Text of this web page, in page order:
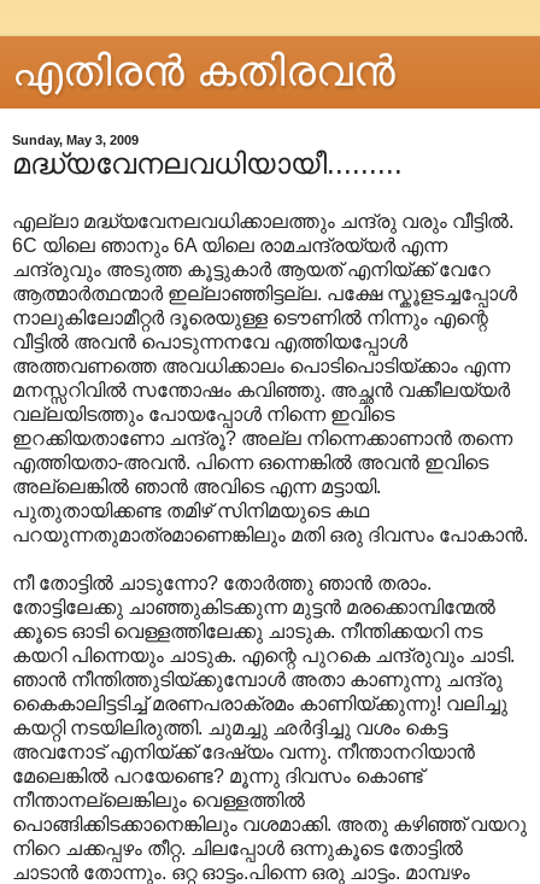
എതിരന്‍ കതിരവന്‍
Sunday, May 3, 2009
മദ്ധ്യവേനലവധിയായീ.........
എല്ലാ മദ്ധ്യവേനലവധിക്കാലത്തും ചന്ദ്രു വരും വീട്ടിൽ.
6C യിലെ ഞാനും 6A യിലെ രാമചന്ദ്രയ്യർ എന്ന
ചന്ദ്രുവും അടുത്ത കൂട്ടുകാർ ആയത് എനിയ്ക്ക് വേറേ
ആത്മാർത്ഥന്മാർ ഇല്ലാഞ്ഞിട്ടല്ല. പക്ഷേ സ്കൂളടച്ചപ്പോൾ
നാലുകിലോമീറ്റർ ദൂരെയുള്ള ടൌണിൽ നിന്നും എന്റെ
വീട്ടിൽ അവൻ പൊടുന്നനവേ എത്തിയപ്പോൾ
അത്തവണത്തെ അവധിക്കാലം പൊടിപൊടിയ്ക്കാം എന്ന
മനസ്സറിവിൽ സന്തോഷം കവിഞ്ഞു. അച്ഛൻ വക്കീലയ്യർ
വല്ലയിടത്തും പോയപ്പോൾ നിന്നെ ഇവിടെ
ഇറക്കിയതാണോ ചന്ദ്രൂ? അല്ല നിന്നെക്കാണാൻ തന്നെ
എത്തിയതാ-അവൻ. പിന്നെ ഒന്നെങ്കിൽ അവൻ ഇവിടെ
അല്ലെങ്കിൽ ഞാൻ അവിടെ എന്ന മട്ടായി.
പുതുതായിക്കണ്ട തമിഴ് സിനിമയുടെ കഥ
പറയുന്നതുമാത്രമാണെങ്കിലും മതി ഒരു ദിവസം പോകാൻ.
നീ തോട്ടിൽ ചാടുന്നോ? തോർത്തു ഞാൻ തരാം.
തോട്ടിലേക്കു ചാഞ്ഞുകിടക്കുന്ന മുട്ടൻ മരക്കൊമ്പിന്മേൽ
ക്കൂടെ ഓടി വെള്ളത്തിലേക്കു ചാടുക. നീന്തിക്കയറി നട
കയറി പിന്നെയും ചാടുക. എന്റെ പുറകെ ചന്ദ്രുവും ചാടി.
ഞാൻ നീന്തിത്തുടിയ്ക്കുമ്പോൾ അതാ കാണുന്നു ചന്ദ്രു
കൈകാലിട്ടടിച്ച് മരണപരാക്രമം കാണിയ്ക്കുന്നു! വലിച്ചു
കയറ്റി നടയിലിരുത്തി. ചുമച്ചു ഛർദ്ദിച്ചു വശം കെട്ട
അവനോട് എനിയ്ക്ക് ദേഷ്യം വന്നു. നീന്താനറിയാൻ
മേലെങ്കിൽ പറയേണ്ടെ? മൂന്നു ദിവസം കൊണ്ട്
നീന്താനല്ലെങ്കിലും വെള്ളത്തിൽ
പൊങ്ങിക്കിടക്കാ‍നെങ്കിലും വശമാക്കി. അതു കഴിഞ്ഞ് വയറു
നിറെ ചക്കപ്പഴം തീറ്റ. ചിലപ്പോൾ ഒന്നുകൂടെ തോട്ടിൽ
ചാടാൻ തോന്നും. ഒറ്റ ഓട്ടം.പിന്നെ ഒരു ചാട്ടം. മാമ്പഴം